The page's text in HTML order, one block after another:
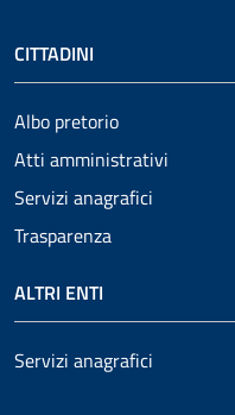
CITTADINI
Albo pretorio
Atti amministrativi
Servizi anagrafici
Trasparenza
ALTRI ENTI
Servizi anagrafici